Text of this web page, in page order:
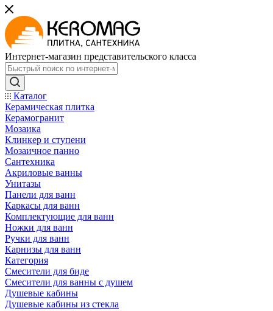
Интернет-магазин представительского класса
Каталог
Керамическая плитка
Керамогранит
Мозаика
Клинкер и ступени
Мозаичное панно
Сантехника
Акриловые ванны
Унитазы
Панели для ванн
Каркасы для ванн
Комплектующие для ванн
Ножки для ванн
Ручки для ванн
Карнизы для ванн
Категория
Смесители для биде
Смесители для ванны с душем
Душевые кабины
Душевые кабины из стекла